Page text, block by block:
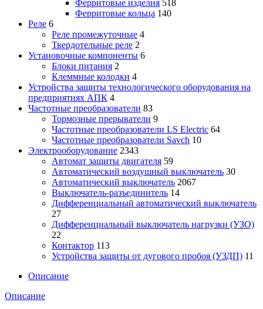
Ферритовые изделия 518
Ферритовые кольца 140
Реле 6
Реле промежуточные 4
Твердотельные реле 2
Установочные компоненты 6
Блоки питания 2
Клеммные колодки 4
Устройства защиты технологического оборудования на
предприятиях АПК 4
Частотные преобразователи 83
Тормозные прерыватели 9
Частотные преобразователи LS Electric 64
Частотные преобразователи Savch 10
Электрооборудование 2343
Автомат защиты двигателя 59
Автоматический воздушный выключатель 30
Автоматический выключатель 2067
Выключатель-разъединитель 14
Дифференциальный автоматический выключатель
27
Дифференциальный выключатель нагрузки (УЗО)
22
Контактор 113
Устройства защиты от дугового пробоя (УЗДП) 11
Описание
Описание